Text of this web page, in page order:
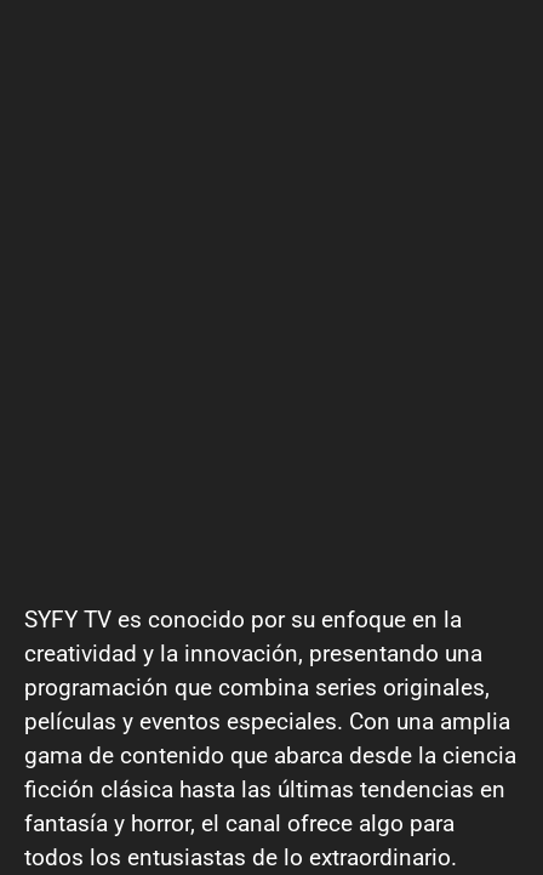
SYFY TV es conocido por su enfoque en la
creatividad y la innovación, presentando una
programación que combina series originales,
películas y eventos especiales. Con una amplia
gama de contenido que abarca desde la ciencia
ficción clásica hasta las últimas tendencias en
fantasía y horror, el canal ofrece algo para
todos los entusiastas de lo extraordinario.